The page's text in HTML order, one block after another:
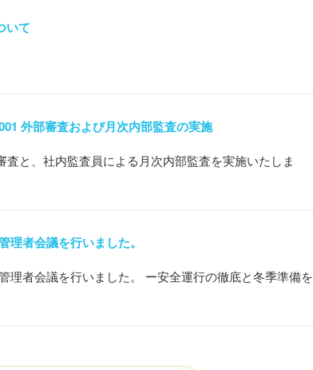
いて
外部審査および月次内部監査の実施
と、社内監査員による月次内部監査を実施いたしま
理者会議を行いました。
理者会議を行いました。 ー安全運行の徹底と冬季準備を